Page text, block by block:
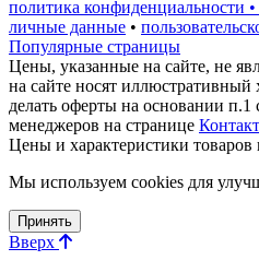
политика конфиденциальности
личные данные •
Популярные страницы
Цены, указанные на сайте, не
на сайте носят иллюстративный
делать оферты на основании
менеджеров на странице
Цены и характеристики
Мы используем cookies для
Принять
Вверх